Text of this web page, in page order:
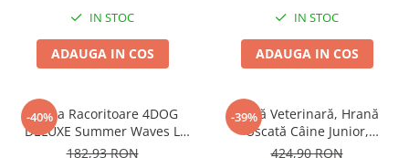
Rozătoare
Hrană Rozătoare
Meniuri Rozătoare
Delicii Rozătoare
Batoane Rozătoare
IN STOC
ADAUGA IN COS
IN STOC
ADAUGA IN COS
-40%
Saltea Racoritoare 4DOG
DELUXE Summer Waves L
77x46cm
182,93 RON
-39%
Dietă Veterinară, Hrană
Uscată Câine Junior,
EXCLUSION Intestinal, Toate
424,90 RON